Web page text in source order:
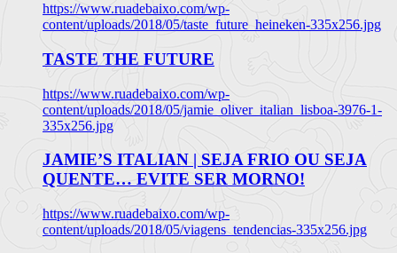
https://www.ruadebaixo.com/wp-
content/uploads/2018/05/taste_future_heineken-335x256.jpg
TASTE THE FUTURE
https://www.ruadebaixo.com/wp-
content/uploads/2018/05/jamie_oliver_italian_lisboa-3976-1-
335x256.jpg
JAMIE’S ITALIAN | SEJA FRIO OU SEJA
QUENTE… EVITE SER MORNO!
https://www.ruadebaixo.com/wp-
content/uploads/2018/05/viagens_tendencias-335x256.jpg